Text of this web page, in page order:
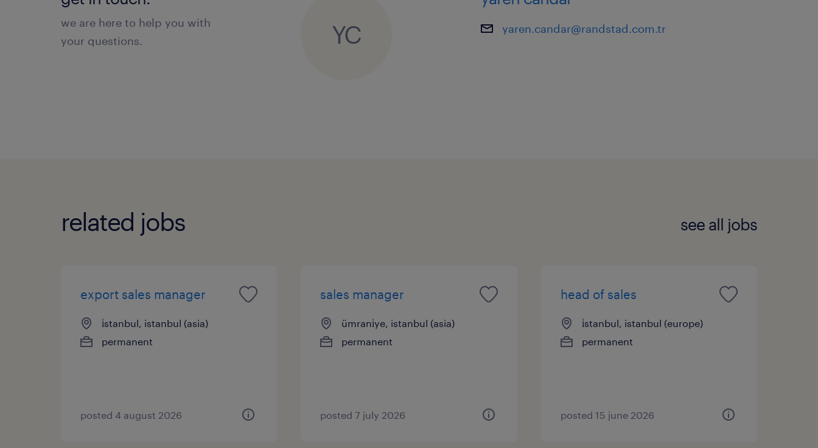
İstanbul Avrupa Yakası (Başakşehir/MASKO)
lokasyonuna ulaşım sorunu olmayan ve
Mağaza/Showroom çalışma saatlerine (Haftada 5 gün,
we are here to help you with
your questions.
YC yaren.candar@randstad.com.tr
related jobs see all jobs
export sales manager
i̇stanbul, istanbul (asia)
permanent
posted 4 august 2026
sales manager
ümrani̇ye, istanbul (asia)
permanent
posted 7 july 2026
head of sales
i̇stanbul, istanbul (europe)
permanent
posted 15 june 2026